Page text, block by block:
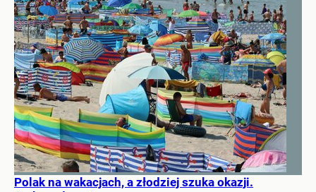
Polak na wakacjach, a złodziej szuka okazji.